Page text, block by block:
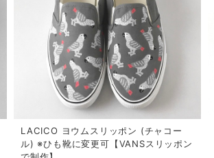
LACICO ヨウムスリッポン (チャコー
ル) ※ひも靴に変更可【VANSスリッポン